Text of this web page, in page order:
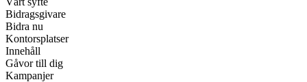
Bidragsgivare
Bidra nu
Kontorsplatser
Innehåll
Gåvor till dig
Kampanjer